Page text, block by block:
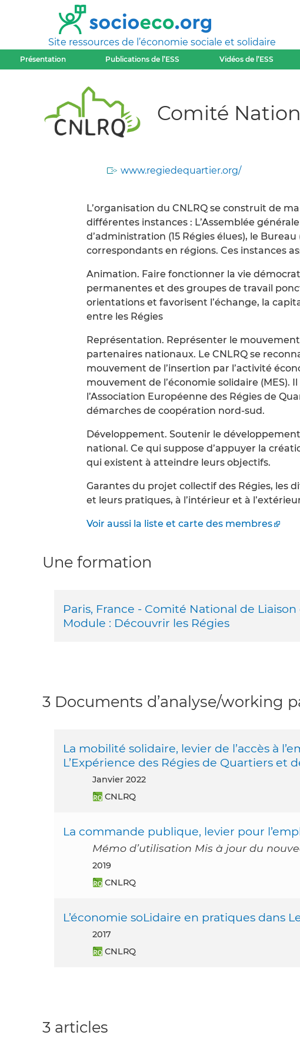
Site ressources de l’économie sociale et solidaire
Présentation Publications de l’ESS Vidéos de l’ESS
Comité
www.regiedequartier.org/
L’organisation du CNLRQ se construit de
différentes instances : L’Assemblée
d’administration (15 Régies élues), le
correspondants en régions. Ces instances
Animation. Faire fonctionner la vie
permanentes et des groupes de travail
orientations et favorisent l’échange, la
entre les Régies
Représentation. Représenter le
partenaires nationaux. Le CNLRQ se
mouvement de l’insertion par l’activité
mouvement de l’économie solidaire (MES).
l’Association Européenne des Régies de
démarches de coopération nord-sud.
Développement. Soutenir le
national. Ce qui suppose d’appuyer la
qui existent à atteindre leurs objectifs.
Garantes du projet collectif des Régies, les
et leurs pratiques, à l’intérieur et à
Voir aussi la liste et carte des membres
Une formation
Paris, France - Comité National de
Module : Découvrir les Régies
3 Documents d’analyse/working
La mobilité solidaire, levier de l’accès à
L’Expérience des Régies de Quartiers et
janvier 2022
CNLRQ
La commande publique, levier pour
Mémo d’utilisation Mis à jour du
2019
CNLRQ
L’économie soLidaire en pratiques dans
2017
CNLRQ
3 articles